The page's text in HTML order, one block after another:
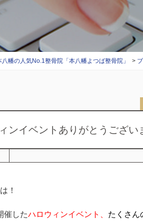
幡の人気No.1整骨院「本八幡よつば整骨院」
ンイベントありがとうござい
！
催したハロウィンイベント、 たくさん